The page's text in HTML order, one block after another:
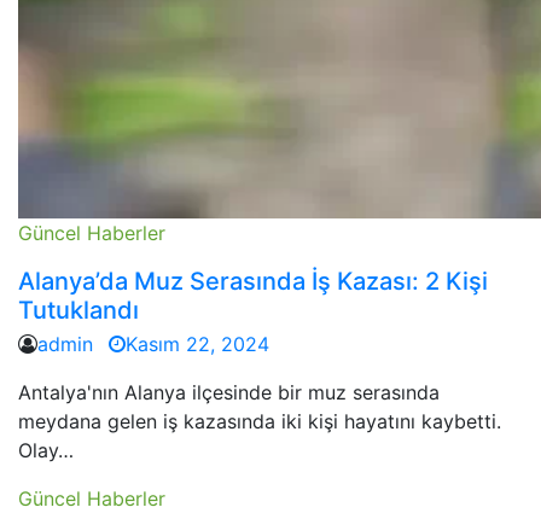
Güncel Haberler
Alanya’da Muz Serasında İş Kazası: 2 Kişi
Tutuklandı
admin
Kasım 22, 2024
Antalya'nın Alanya ilçesinde bir muz serasında
meydana gelen iş kazasında iki kişi hayatını kaybetti.
Olay…
Güncel Haberler